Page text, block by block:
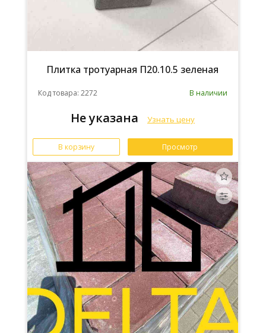
Плитка тротуарная П20.10.5 зеленая
Код товара: 2272 В наличии
Не указана Узнать цену
В корзину Просмотр